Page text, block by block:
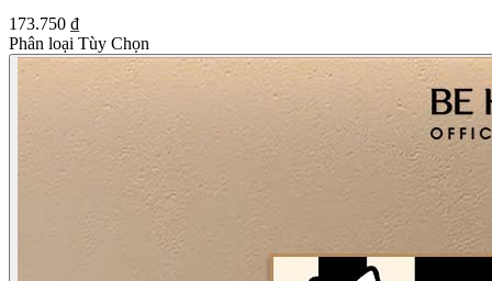
173.750 ₫
Phân loại Tùy Chọn